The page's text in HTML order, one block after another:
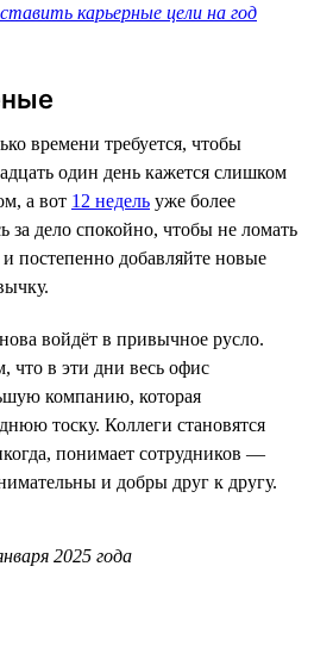
карьерные цели на год
времени требуется, чтобы
один день кажется слишком
а вот 12 недель уже более
за дело спокойно, чтобы не ломать
постепенно добавляйте новые
войдёт в привычное русло.
что в эти дни весь офис
компанию, которая
тоску. Коллеги становятся
понимает сотрудников —
и добры друг к другу.
2025 года